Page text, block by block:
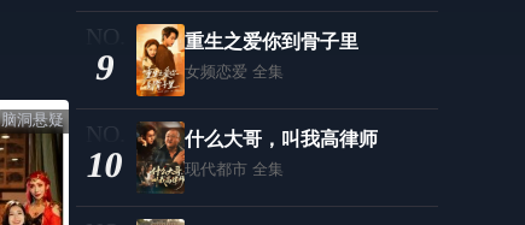
脑洞悬疑
9
重生之爱你到骨子里
女频恋爱 全集
10
什么大哥，叫我高律师
现代都市 全集